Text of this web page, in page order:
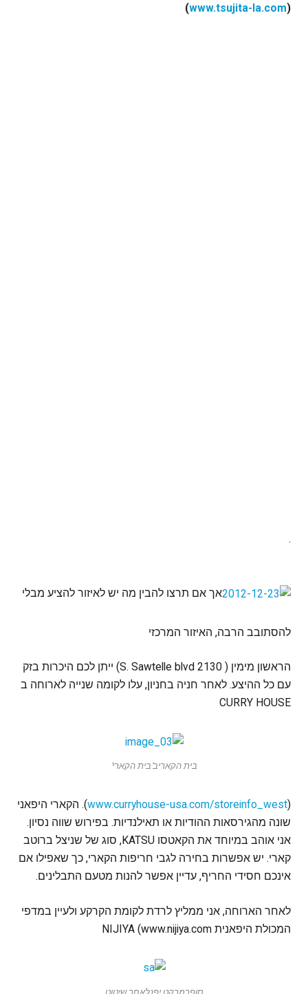
(
www.tsujita-la.com
)
.
אך אם תרצו להבין מה יש לאיזור להציע מבלי
להסתובב הרבה, האיזור המרכזי
הראשון מימין ( 2130 S. Sawtelle blvd) ייתן לכם היכרות בזק
עם כל ההיצע. לאחר חניה בחניון, עלו לקומה שנייה לארוחה ב
CURRY HOUSE
בית הקאריב'בית הקארי'
(
www.curryhouse-usa.com/storeinfo_west). הקארי היפאני
שונה מהגירסאות ההודיות או תאילנדיות. בפירוש שווה נסיון.
אני אוהב במיוחד את הקאטסו KATSU, סוג של שניצל ברוטב
קארי. יש אפשרות בחירה לגבי חריפות הקארי, כך שאפילו אם
אינכם חסידי החריף, עדיין אפשר להנות מטעם התבלינים.
לאחר הארוחה, אני ממליץ לרדת לקומת הקרקע ולעיין במדפי
המכולת היפאנית NIJIYA (www.nijiya.com